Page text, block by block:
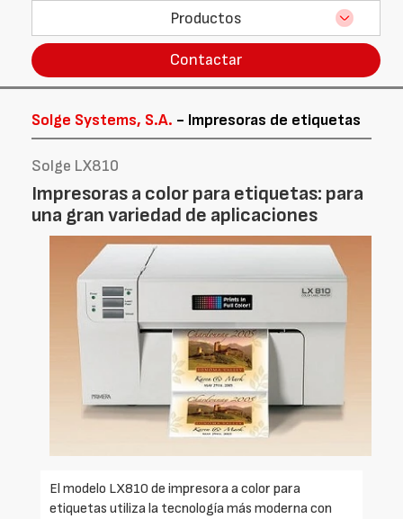
Productos
Contactar
Solge Systems, S.A. - Impresoras de etiquetas
Solge LX810
Impresoras a color para etiquetas: para
una gran variedad de aplicaciones
El modelo LX810 de impresora a color para
etiquetas utiliza la tecnología más moderna con